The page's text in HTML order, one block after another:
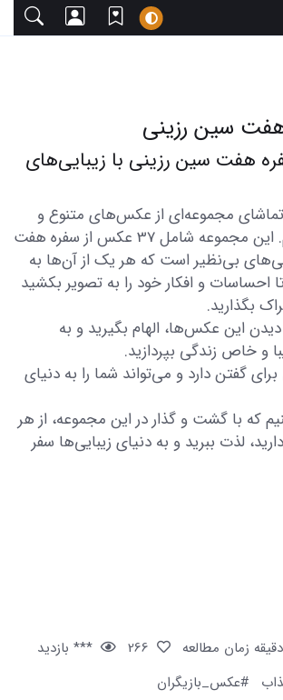
سین رزینی
هفت سین رزینی با زیبایی‌های
تماشای مجموعه‌ای از عکس‌های متنوع و
زیبا دعوت می‌کنیم. این مجموعه شامل 37 عکس از سفره هفت
بی‌نظیر است که هر یک از آن‌ها به
و افکار خود را به تصویر بکشید
بگذارید.
دیدن این عکس‌ها، الهام بگیرید و به
و خاص زندگی بپردازید.
گفتن دارد و می‌تواند شما را به دنیای
که با گشت و گذار در این مجموعه، از هر
لذت ببرید و به دنیای زیبایی‌ها سفر
*** بازدید
#عکس_بازیگران